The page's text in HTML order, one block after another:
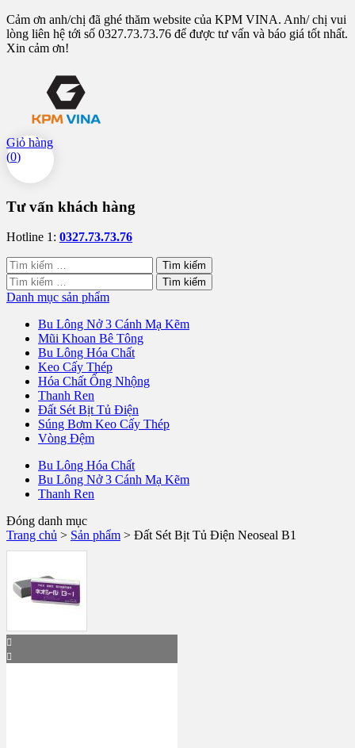
Cảm ơn anh/chị đã ghé thăm website của KPM VINA. Anh/ chị vui
lòng liên hệ tới số 0327.73.73.76 để được tư vấn và báo giá tốt nhất.
Xin cảm ơn!
Giỏ hàng
(0)
Tư vấn khách hàng
Hotline 1: 0327.73.73.76
Tìm
kiếm
cho:
Tìm
kiếm
Danh mục sản phẩm
Bu Lông Nở 3 Cánh Mạ Kẽm
Mũi Khoan Bê Tông
Bu Lông Hóa Chất
Keo Cấy Thép
Hóa Chất Ống Nhộng
Thanh Ren
Đất Sét Bịt Tủ Điện
Súng Bơm Keo Cấy Thép
Vòng Đệm
Bu Lông Hóa Chất
Bu Lông Nở 3 Cánh Mạ Kẽm
Thanh Ren
Đóng danh mục
Trang chủ > Sản phẩm > Đất Sét Bịt Tủ Điện Neoseal B1